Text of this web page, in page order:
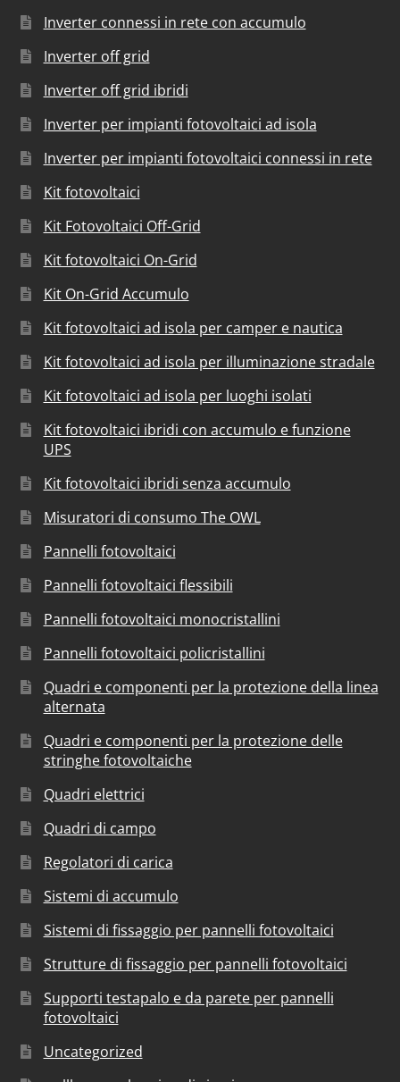
Inverter connessi in rete con accumulo
Inverter off grid
Inverter off grid ibridi
Inverter per impianti fotovoltaici ad isola
Inverter per impianti fotovoltaici connessi in rete
Kit fotovoltaici
Kit Fotovoltaici Off-Grid
Kit fotovoltaici On-Grid
Kit On-Grid Accumulo
Kit fotovoltaici ad isola per camper e nautica
Kit fotovoltaici ad isola per illuminazione stradale
Kit fotovoltaici ad isola per luoghi isolati
Kit fotovoltaici ibridi con accumulo e funzione
UPS
Kit fotovoltaici ibridi senza accumulo
Misuratori di consumo The OWL
Pannelli fotovoltaici
Pannelli fotovoltaici flessibili
Pannelli fotovoltaici monocristallini
Pannelli fotovoltaici policristallini
Quadri e componenti per la protezione della linea
alternata
Quadri e componenti per la protezione delle
stringhe fotovoltaiche
Quadri elettrici
Quadri di campo
Regolatori di carica
Sistemi di accumulo
Sistemi di fissaggio per pannelli fotovoltaici
Strutture di fissaggio per pannelli fotovoltaici
Supporti testapalo e da parete per pannelli
fotovoltaici
Uncategorized